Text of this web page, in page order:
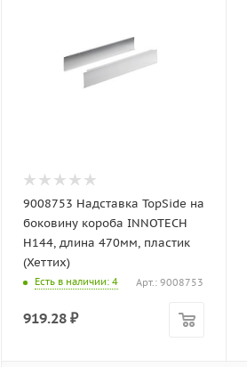
9008753 Надставка TopSide на
боковину короба INNOTECH
H144, длина 470мм, пластик
(Хеттих)
Есть в наличии: 4 Арт.: 9008753
919.28 ₽